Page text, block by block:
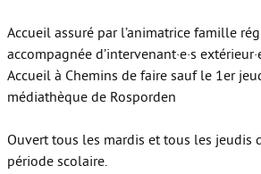
Accueil assuré par l’animatrice famille
accompagnée d’intervenant·e·s
Accueil à Chemins de faire sauf le 1er
médiathèque de Rosporden
Ouvert tous les mardis et tous les jeudis
période scolaire.